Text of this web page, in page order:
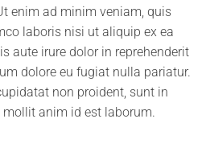
enim ad minim veniam, quis
laboris nisi ut aliquip ex ea
aute irure dolor in reprehenderit
dolore eu fugiat nulla pariatur.
non proident, sunt in
anim id est laborum.